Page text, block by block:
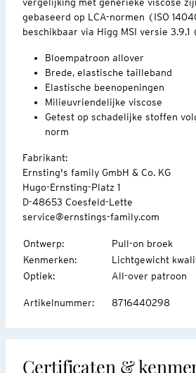
gebaseerd op LCA-normen (ISO
beschikbaar via Higg MSI versie
Bloempatroon allover
Brede, elastische tailleband
Elastische beenopeningen
Milieuvriendelijke viscose
Getest op schadelijke stoffen
norm
Fabrikant:
Ernsting's family GmbH & Co. KG
Hugo-Ernsting-Platz 1
D-48653 Coesfeld-Lette
service@ernstings-family.com
Ontwerp:
Pull-on broek
Kenmerken:
Lichtgewicht
Optiek: All-over patroon
Artikelnummer: 8716440298
Certificaten &